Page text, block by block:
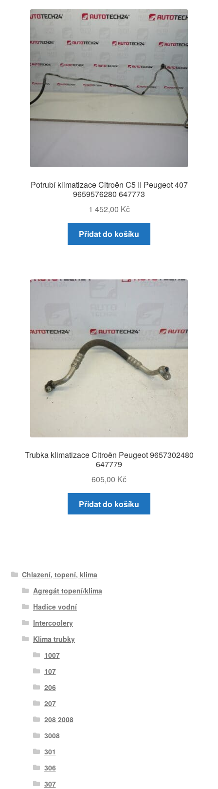
Potrubí klimatizace Citroën C5 II Peugeot 407
9659576280 647773
1 452,00 Kč
Přidat do košíku
Trubka klimatizace Citroën Peugeot 9657302480
647779
605,00 Kč
Přidat do košíku
Chlazení, topení, klima
Agregát topení/klima
Hadice vodní
Intercoolery
Klima trubky
1007
107
206
207
208 2008
3008
301
306
307